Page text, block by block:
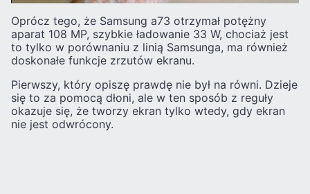
Oprócz tego, że Samsung a73 otrzymał potężny
aparat 108 MP, szybkie ładowanie 33 W, chociaż jest
to tylko w porównaniu z linią Samsunga, ma również
doskonałe funkcje zrzutów ekranu.
Pierwszy, który opiszę prawdę nie był na równi. Dzieje
się to za pomocą dłoni, ale w ten sposób z reguły
okazuje się, że tworzy ekran tylko wtedy, gdy ekran
nie jest odwrócony.